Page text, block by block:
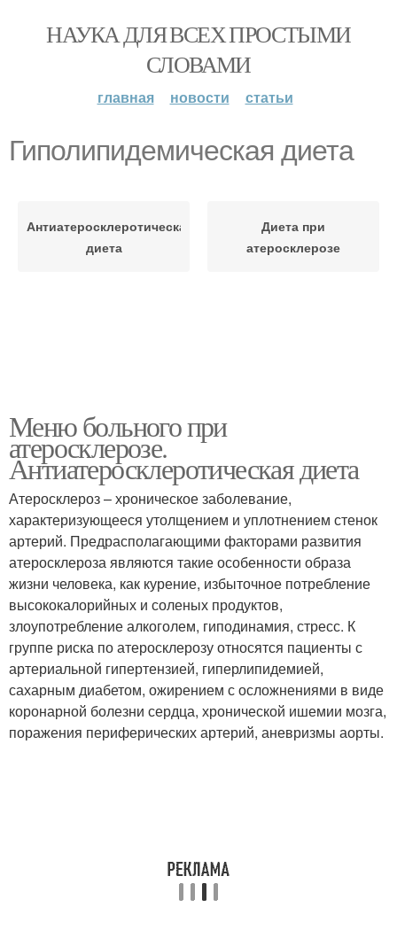
НАУКА ДЛЯ ВСЕХ ПРОСТЫМИ
СЛОВАМИ
главная новости статьи
Гиполипидемическая диета
Антиатеросклеротическая
диета
Диета при
атеросклерозе
Меню больного при
атеросклерозе.
Антиатеросклеротическая диета
Атеросклероз – хроническое заболевание,
характеризующееся утолщением и уплотнением стенок
артерий. Предрасполагающими факторами развития
атеросклероза являются такие особенности образа
жизни человека, как курение, избыточное потребление
высококалорийных и соленых продуктов,
злоупотребление алкоголем, гиподинамия, стресс. К
группе риска по атеросклерозу относятся пациенты с
артериальной гипертензией, гиперлипидемией,
сахарным диабетом, ожирением с осложнениями в виде
коронарной болезни сердца, хронической ишемии мозга,
поражения периферических артерий, аневризмы аорты.